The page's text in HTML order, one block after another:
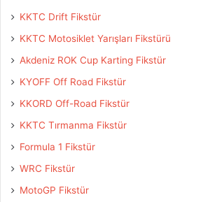
KKTC Drift Fikstür
KKTC Motosiklet Yarışları Fikstürü
Akdeniz ROK Cup Karting Fikstür
KYOFF Off Road Fikstür
KKORD Off-Road Fikstür
KKTC Tırmanma Fikstür
Formula 1 Fikstür
WRC Fikstür
MotoGP Fikstür